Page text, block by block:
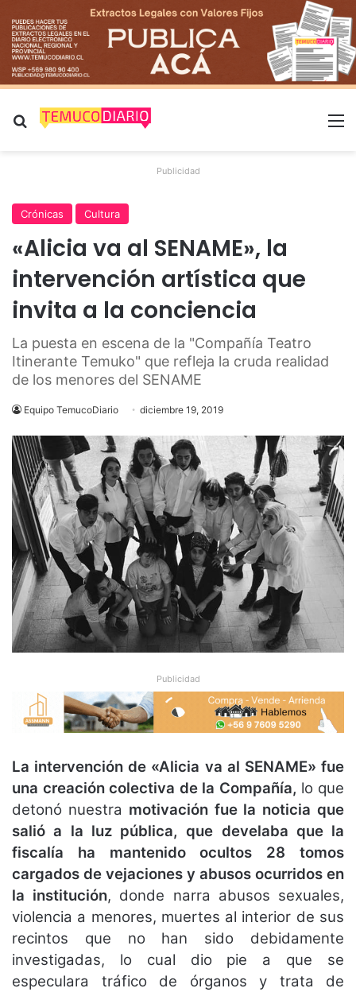
Buscar por
Publicidad
Crónicas Cultura
«Alicia va al SENAME», la
intervención artística que
invita a la conciencia
La puesta en escena de la "Compañía Teatro
Itinerante Temuko" que refleja la cruda realidad
de los menores del SENAME
Equipo TemucoDiario diciembre 19, 2019
Publicidad
La intervención de «Alicia va al SENAME» fue
una creación colectiva de la Compañía, lo que
detonó nuestra motivación fue la noticia que
salió a la luz pública, que develaba que la
fiscalía ha mantenido ocultos 28 tomos
cargados de vejaciones y abusos ocurridos en
la institución, donde narra abusos sexuales,
violencia a menores, muertes al interior de sus
recintos que no han sido debidamente
investigadas, lo cual dio pie a que se
especulara tráfico de órganos y trata de